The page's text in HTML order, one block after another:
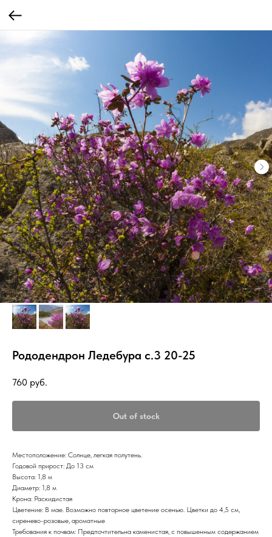
Рододендрон Ледебура с.3 20-25
760 руб.
Out of stock
Местоположение: Солнце, легкая полутень.
Годовой прирост: До 13 см
Высота: 1,8 м
Диаметр: 1,8 м
Крона: Раскидистая
Цветение: В мае. Возможно повторное цветение осенью. Цветки до 4,5 см,
сиренево-розовые, ароматные
Требования к почвам: Предпочтительна каменистая, с повышенным содержанием